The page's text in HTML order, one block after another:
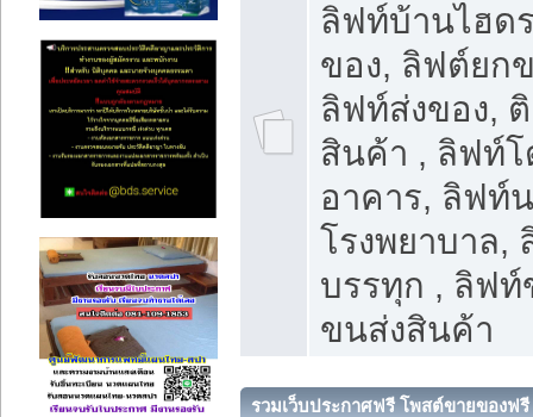
ลิฟท์บ้านไฮด
ของ, ลิฟต์ยก
ลิฟท์ส่งของ,
สินค้า , ลิฟท์
อาคาร, ลิฟท์
โรงพยาบาล,
บรรทุก , ลิฟ
ขนส่งสินค้า
รวมเว็บประกาศฟรี โพสต์ขายของฟรี